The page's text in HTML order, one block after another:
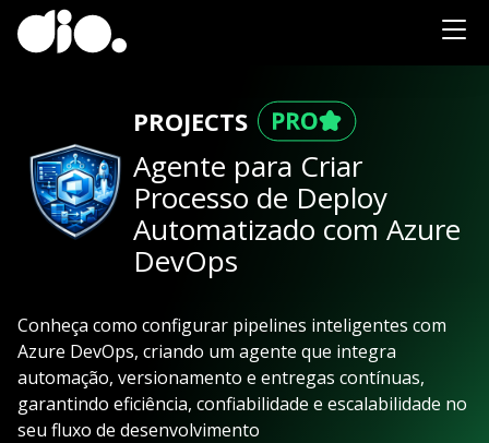
PROJECTS
Agente para Criar
Processo de Deploy
Automatizado com Azure
DevOps
Conheça como configurar pipelines inteligentes com
Azure DevOps, criando um agente que integra
automação, versionamento e entregas contínuas,
garantindo eficiência, confiabilidade e escalabilidade no
seu fluxo de desenvolvimento